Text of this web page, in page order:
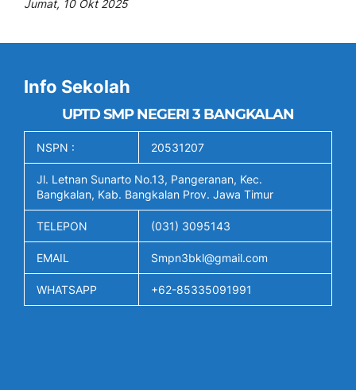
Jumat, 10 Okt 2025
Info Sekolah
UPTD SMP NEGERI 3 BANGKALAN
NSPN : 20531207
Jl. Letnan Sunarto No.13, Pangeranan, Kec.
Bangkalan, Kab. Bangkalan Prov. Jawa Timur
TELEPON (031) 3095143
EMAIL Smpn3bkl@gmail.com
WHATSAPP +62-85335091991